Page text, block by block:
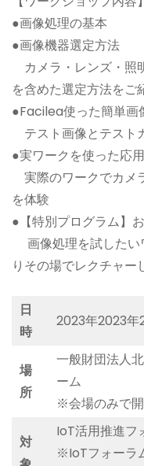
●画像処理の基本
●画像機器選定方法
カメラ・レンズ・照
を含めた選定方法をご
●Facilea使った簡単画
テスト画像とテスト
●実ワークを使った応
実際のワークでカメ
を体験
●【特別プログラム
画像処理を試したい
りその場でレクチャー
日
時
2023年2023
場
所
一般財団法人
ーム
※会場のみで
対
IoT活用推進フ
※IoTフォーラ